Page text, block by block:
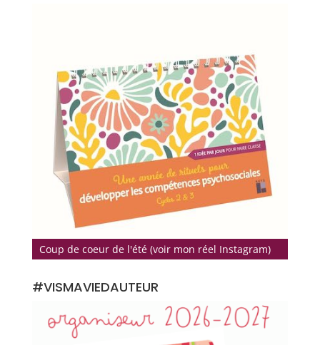
Coup de coeur de l'été (voir mon réel Instagram)
#VISMAVIEDAUTEUR